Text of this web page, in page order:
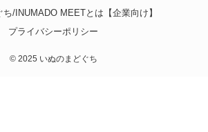
ち/INUMADO MEETとは【企業向け】
プライバシーポリシー
©2025 いぬのまどぐち